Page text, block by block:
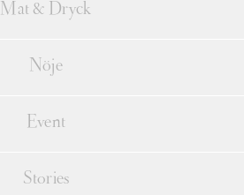
Mat & Dryck
Nöje
Event
Stories